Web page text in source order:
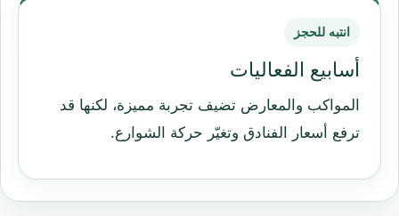
انتبه للحجز
أسابيع الفعاليات
المواكب والمعارض تضيف تجربة مميزة، لكنها قد
ترفع أسعار الفنادق وتغيّر حركة الشوارع.